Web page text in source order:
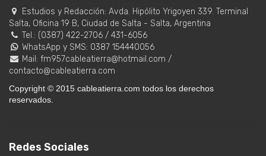
Estudios y Redacción: Avda. Hipólito Yrigoyen 339. Terminal
Salta, Oficina 19 B, Ciudad de Salta - Salta, Argentina
Tel.: (0387) 422-2706 / 431-6056
WhatsApp y SMS: 0387 154440056
Mail: fm957cableatierra@hotmail.com /
contacto@cableatierra.com
Copyright © 2015 cableatierra.com todos los derechos
reservados.
Redes Sociales